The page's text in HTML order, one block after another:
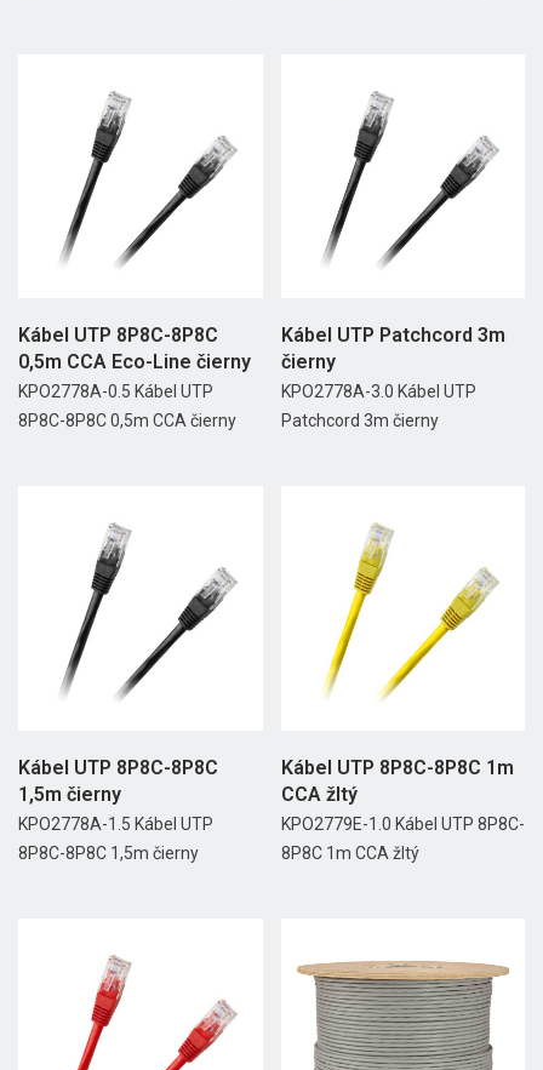
Kábel UTP 8P8C-8P8C
0,5m CCA Eco-Line čierny
KPO2778A-0.5 Kábel UTP
8P8C-8P8C 0,5m CCA čierny
Kábel UTP Patchcord 3m
čierny
KPO2778A-3.0 Kábel UTP
Patchcord 3m čierny
Kábel UTP 8P8C-8P8C
1,5m čierny
KPO2778A-1.5 Kábel UTP
8P8C-8P8C 1,5m čierny
Kábel UTP 8P8C-8P8C 1m
CCA žltý
KPO2779E-1.0 Kábel UTP 8P8C-
8P8C 1m CCA žltý